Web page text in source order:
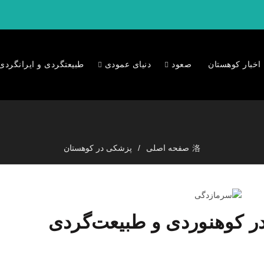
اخبار کوهستان صعود دنیای عمودی طبیعتگردی و
صفحه اصلی پزشکی در کوهستان
کوهنوردی و طبیعت‌گردی